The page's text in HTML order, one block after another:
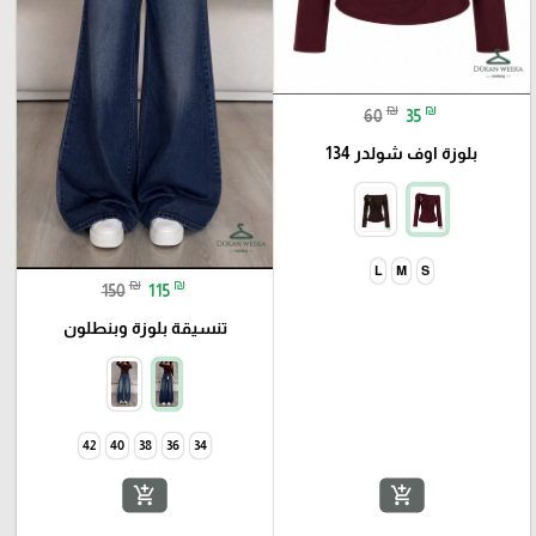
60 ₪ 35 ₪
بلوزة اوف شولدر 134
S
M
L
add_shopping_cart
150 ₪ 115 ₪
تنسيقة بلوزة وبنطلون
34
36
38
40
42
add_shopping_cart